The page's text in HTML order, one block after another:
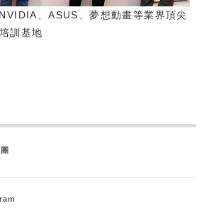
、ASUS、夢想動畫等業界頂尖
訓基地